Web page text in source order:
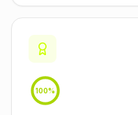
100%